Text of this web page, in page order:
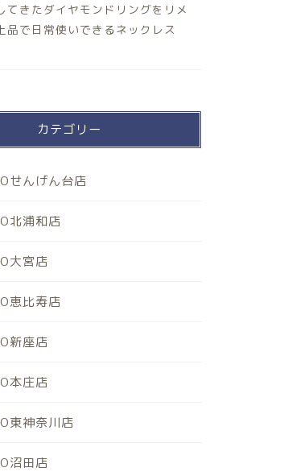
てきたダイヤモンドリングをリメ
品で日常使いできるネックレス
カテゴリー
せんげん台店
北浦和店
大宮店
恵比寿店
新座店
本庄店
東神奈川店
沼田店